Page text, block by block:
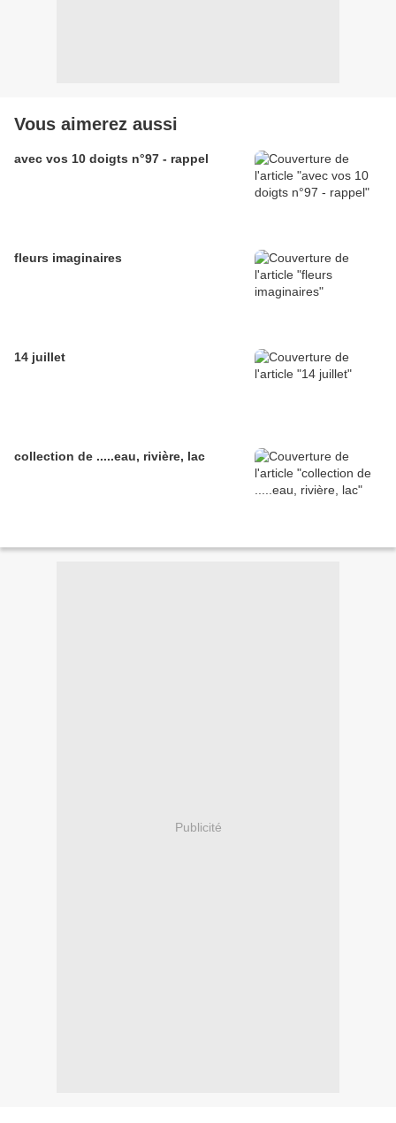
Vous aimerez aussi
avec vos 10 doigts n°97 - rappel
fleurs imaginaires
14 juillet
collection de .....eau, rivière, lac
Publicité